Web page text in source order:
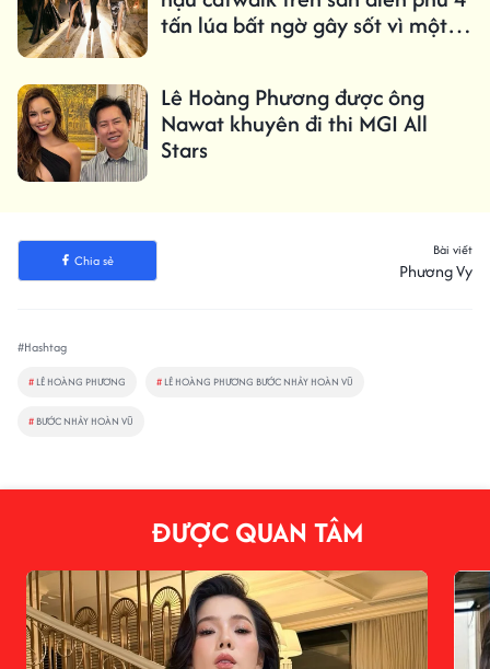
tấn lúa bất ngờ gây sốt vì một
Lê Hoàng Phương được ông
Nawat khuyên đi thi MGI All
Stars
Chia sẻ
Bài viết
Phương Vy
#Hashtag
# LÊ HOÀNG PHƯƠNG # LÊ HOÀNG PHƯƠNG BƯỚC NHẢY HOÀN VŨ
# BƯỚC NHẢY HOÀN VŨ
ĐƯỢC QUAN TÂM